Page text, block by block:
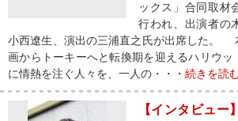
ックス」合同取材
行われ、出演者の
小西遼生、演出の三浦直之氏が出席した。
画からトーキーへと転換期を迎えるハリウッ
に情熱を注ぐ人々を、一人の・・・ 続きを読
【インタビュー